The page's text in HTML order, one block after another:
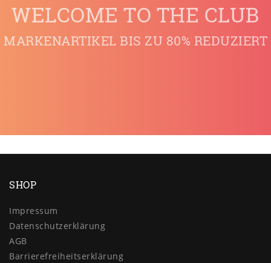
WELCOME TO THE CLUB
MARKENARTIKEL BIS ZU 80% REDUZIERT
SHOP
Impressum
Daten­schutz­erklärung
AGB
Barrierefreiheitserklärung